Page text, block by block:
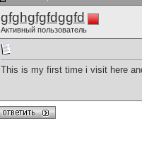
gfghgfgfdggfd
Активный пользователь
This is my first time i visit here